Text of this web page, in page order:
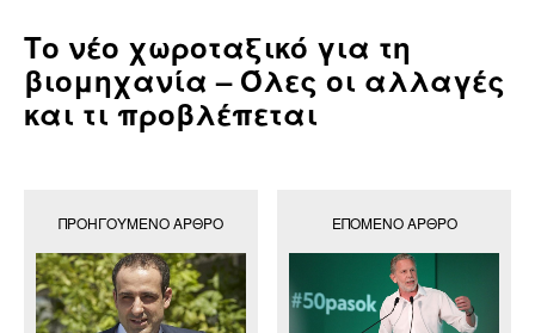
Το νέο χωροταξικό για τη
βιομηχανία – Όλες οι αλλαγές
και τι προβλέπεται
ΠΡΟΗΓΟΎΜΕΝΟ ΆΡΘΡΟ ΕΠΌΜΕΝΟ ΆΡΘΡΟ